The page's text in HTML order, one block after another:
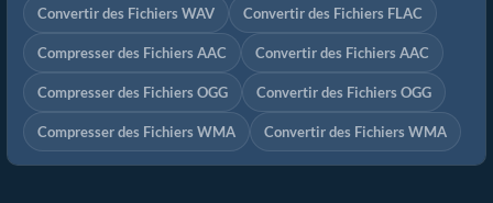
Convertir des Fichiers WAV Convertir des Fichiers FLAC
Compresser des Fichiers AAC Convertir des Fichiers AAC
Compresser des Fichiers OGG Convertir des Fichiers OGG
Compresser des Fichiers WMA Convertir des Fichiers WMA